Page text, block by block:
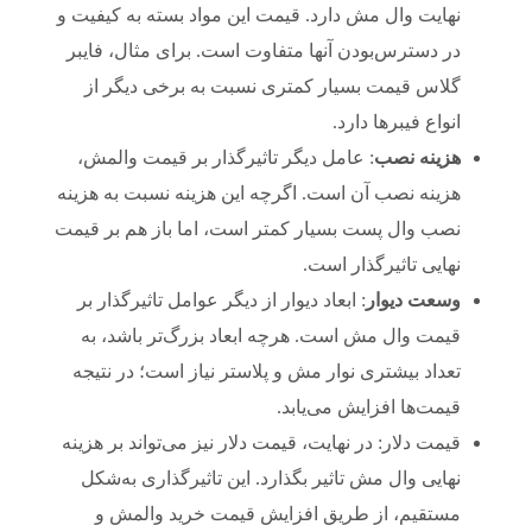
نهایت وال مش دارد. قیمت این مواد بسته به کیفیت و
در دسترس‌بودن آنها متفاوت است. برای مثال، فایبر
گلاس قیمت بسیار کمتری نسبت به برخی دیگر از
انواع فیبرها دارد.
هزینه نصب: عامل دیگر تاثیرگذار بر قیمت والمش،
هزینه نصب آن است. اگرچه این هزینه نسبت به هزینه
نصب وال پست بسیار کمتر است، اما باز هم بر قیمت
نهایی تاثیرگذار است.
وسعت دیوار : ابعاد دیوار از دیگر عوامل تاثیرگذار بر
قیمت وال مش است. هرچه ابعاد بزرگ‌تر باشد، به
تعداد بیشتری نوار مش و پلاستر نیاز است؛ در نتیجه
قیمت‌ها افزایش می‌یابد.
قیمت دلار: در نهایت، قیمت دلار نیز می‌تواند بر هزینه
نهایی وال مش تاثیر بگذارد. این تاثیرگذاری به‌شکل
مستقیم، از طریق افزایش قیمت خرید والمش و